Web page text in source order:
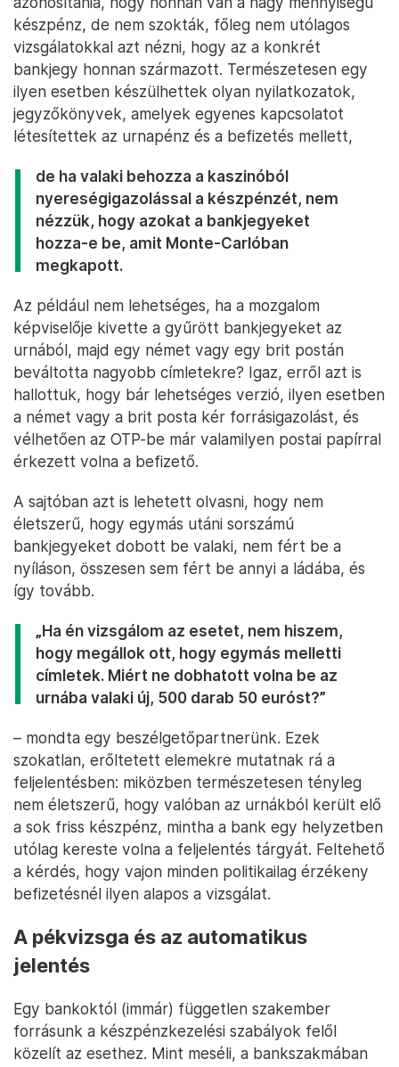
készpénz, de nem szokták, főleg nem utólagos
vizsgálatokkal azt nézni, hogy az a konkrét
bankjegy honnan származott. Természetesen egy
ilyen esetben készülhettek olyan nyilatkozatok,
jegyzőkönyvek, amelyek egyenes kapcsolatot
létesítettek az urnapénz és a befizetés mellett,
de ha valaki behozza a kaszinóból
nyereségigazolással a készpénzét, nem
nézzük, hogy azokat a bankjegyeket
hozza-e be, amit Monte-Carlóban
megkapott.
Az például nem lehetséges, ha a mozgalom
képviselője kivette a gyűrött bankjegyeket az
urnából, majd egy német vagy egy brit postán
beváltotta nagyobb címletekre? Igaz, erről azt is
hallottuk, hogy bár lehetséges verzió, ilyen esetben
a német vagy a brit posta kér forrásigazolást, és
vélhetően az OTP-be már valamilyen postai papírral
érkezett volna a befizető.
A sajtóban azt is lehetett olvasni, hogy nem
életszerű, hogy egymás utáni sorszámú
bankjegyeket dobott be valaki, nem fért be a
nyíláson, összesen sem fért be annyi a ládába, és
így tovább.
„Ha én vizsgálom az esetet, nem hiszem,
hogy megállok ott, hogy egymás melletti
címletek. Miért ne dobhatott volna be az
urnába valaki új, 500 darab 50 euróst?”
– mondta egy beszélgetőpartnerünk. Ezek
szokatlan, erőltetett elemekre mutatnak rá a
feljelentésben: miközben természetesen tényleg
nem életszerű, hogy valóban az urnákból került elő
a sok friss készpénz, mintha a bank egy helyzetben
utólag kereste volna a feljelentés tárgyát. Feltehető
a kérdés, hogy vajon minden politikailag érzékeny
befizetésnél ilyen alapos a vizsgálat.
A pékvizsga és az automatikus
jelentés
Egy bankoktól (immár) független szakember
forrásunk a készpénzkezelési szabályok felől
közelít az esethez. Mint meséli, a bankszakmában